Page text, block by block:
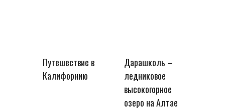
Путешествие в
Калифорнию
Дарашколь –
ледниковое
высокогорное
озеро на Алтае